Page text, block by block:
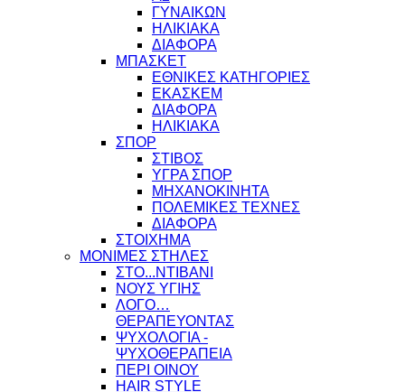
ΓΥΝΑΙΚΩΝ
ΗΛΙΚΙΑΚΑ
ΔΙΑΦΟΡΑ
ΜΠΑΣΚΕΤ
ΕΘΝΙΚΕΣ ΚΑΤΗΓΟΡΙΕΣ
ΕΚΑΣΚΕΜ
ΔΙΑΦΟΡΑ
ΗΛΙΚΙΑΚΑ
ΣΠΟΡ
ΣΤΙΒΟΣ
ΥΓΡΑ ΣΠΟΡ
ΜΗΧΑΝΟΚΙΝΗΤΑ
ΠΟΛΕΜΙΚΕΣ ΤΕΧΝΕΣ
ΔΙΑΦΟΡΑ
ΣΤΟΙΧΗΜΑ
ΜΟΝΙΜΕΣ ΣΤΗΛΕΣ
ΣΤΟ...ΝΤΙΒΑΝΙ
ΝΟΥΣ ΥΓΙΗΣ
ΛΟΓΟ…
ΘΕΡΑΠΕΥΟΝΤΑΣ
ΨΥΧΟΛΟΓΙΑ -
ΨΥΧΟΘΕΡΑΠΕΙΑ
ΠΕΡΙ ΟΙΝΟΥ
HAIR STYLE